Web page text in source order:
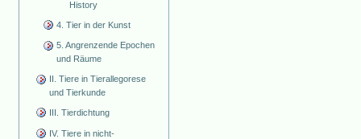
History
4. Tier in der Kunst
5. Angrenzende Epochen
und Räume
II. Tiere in Tierallegorese
und Tierkunde
III. Tierdichtung
IV. Tiere in nicht-